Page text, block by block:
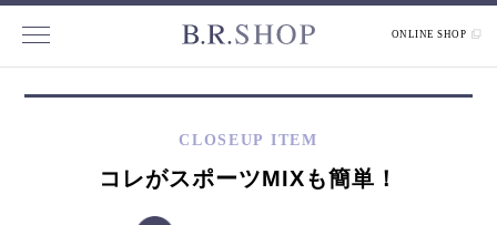
ONLINE SHOP
CLOSEUP ITEM
コレがスポーツMIXも簡単！